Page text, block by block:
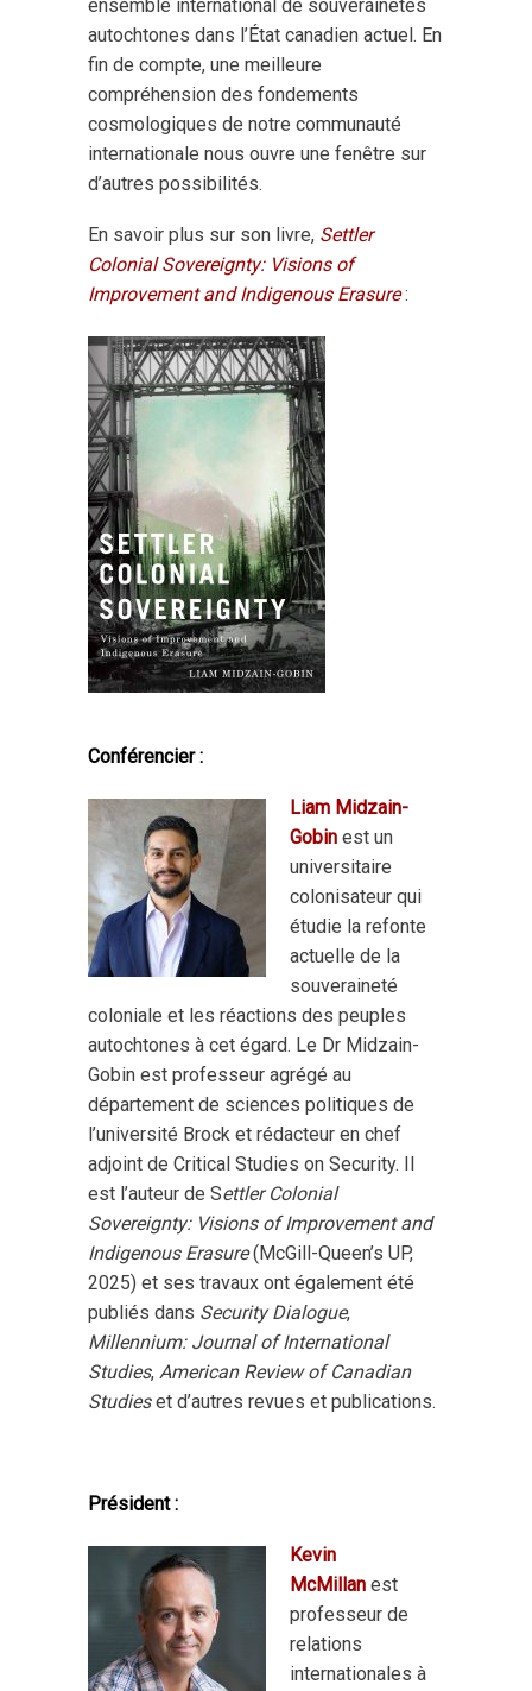
ensemble international de souverainetés
autochtones dans l’État canadien actuel. En
fin de compte, une meilleure
compréhension des fondements
cosmologiques de notre communauté
internationale nous ouvre une fenêtre sur
d’autres possibilités.
En savoir plus sur son livre, Settler
Colonial Sovereignty: Visions of
Improvement and Indigenous Erasure:
Conférencier :
Liam Midzain-
Gobin est un
universitaire
colonisateur qui
étudie la refonte
actuelle de la
souveraineté
coloniale et les réactions des peuples
autochtones à cet égard. Le Dr Midzain-
Gobin est professeur agrégé au
département de sciences politiques de
l’université Brock et rédacteur en chef
adjoint de Critical Studies on Security. Il
est l’auteur de Settler Colonial
Sovereignty: Visions of Improvement and
Indigenous Erasure(McGill-Queen’s UP,
2025) et ses travaux ont également été
publiés dans Security Dialogue,
Millennium: Journal of International
Studies, American Review of Canadian
Studieset d’autres revues et publications.
Président :
Kevin
McMillan est
professeur de
relations
internationales à